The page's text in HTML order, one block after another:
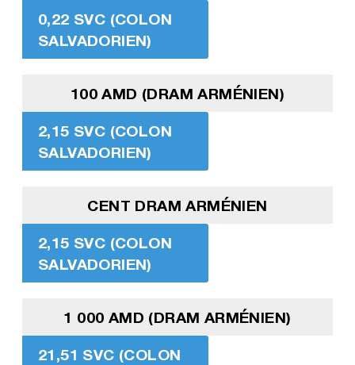
0,22 SVC (COLON
SALVADORIEN)
100 AMD (DRAM ARMÉNIEN)
2,15 SVC (COLON
SALVADORIEN)
CENT DRAM ARMÉNIEN
2,15 SVC (COLON
SALVADORIEN)
1 000 AMD (DRAM ARMÉNIEN)
21,51 SVC (COLON